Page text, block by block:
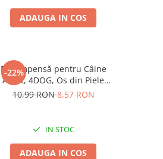
ADAUGA IN COS
-22%
Recompensă pentru Câine
Adult, 4DOG, Os din Piele
Presată, 22cm
10,99 RON8,57 RON
IN STOC
ADAUGA IN COS